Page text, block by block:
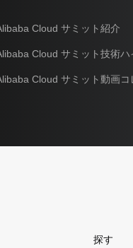
Cloud サミット紹介
Cloud サミット技術ハ
Cloud サミット動画コ
探す